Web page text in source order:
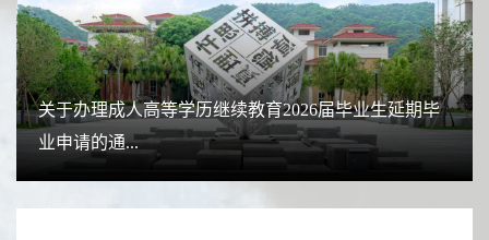
关于办理成人高等学历继续教育2026届毕业生延期毕
业申请的通...